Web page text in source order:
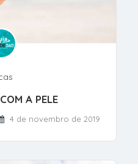
A PELE
4 de novembro de 2019